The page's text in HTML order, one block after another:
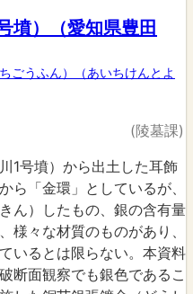
）（愛知県豊田
ごうふん）（あいちけんとよ
(陵墓課)
1号墳）から出土した耳飾
ら「金環」としているが、
ん）したもの、銀の含有量
様々な材質のものがあり、
いるとは限らない。本資料
断面観察でも銀色であるこ